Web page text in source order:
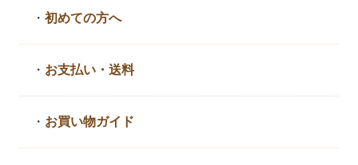
・初めての方へ
・ お支払い・送料
・ お買い物ガイド